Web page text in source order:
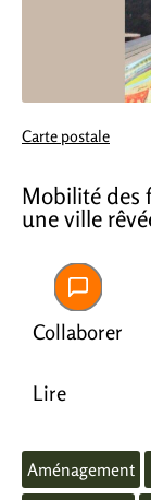
Carte postale
Mobilité des
une ville
Collaborer
Lire
Aménagement